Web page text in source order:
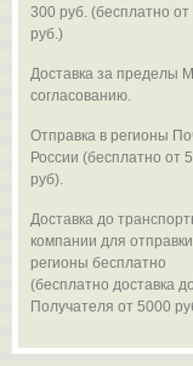
300 руб. (бесплатно от
руб.)
Доставка за пределы
согласованию.
Отправка в регионы
России (бесплатно от
руб).
Доставка до
компании для
регионы бесплатно
(бесплатно доставка
Получателя от 5000